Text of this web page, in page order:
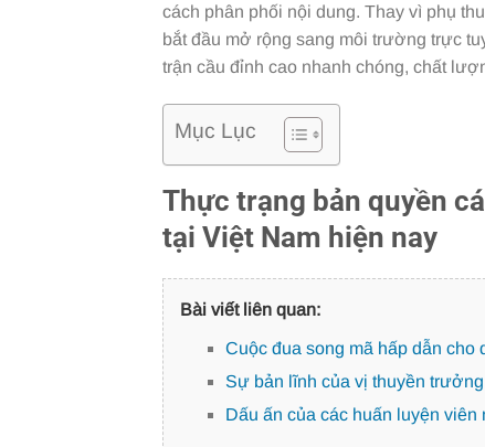
cách phân phối nội dung. Thay vì phụ
bắt đầu mở rộng sang môi trường trực
trận cầu đỉnh cao nhanh chóng, chất
Mục Lục
Thực trạng bản quyền
tại Việt Nam hiện nay
Bài viết liên quan:
Cuộc đua song mã hấp dẫn
Sự bản lĩnh của vị thuyền
Dấu ấn của các huấn luyện